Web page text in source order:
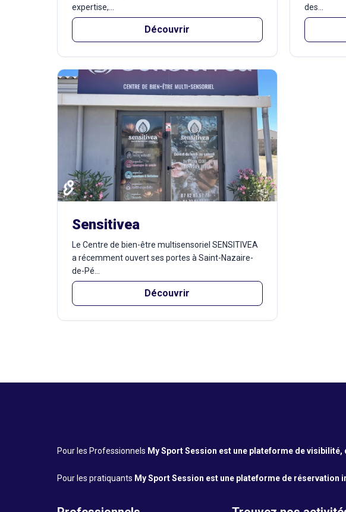
expertise,...
Découvrir
des...
Sensitivea
Le Centre de bien-être multisensoriel SENSITIVEA
a récemment ouvert ses portes à Saint-Nazaire-
de-Pé...
Découvrir
Pour les Professionnels My Sport Session est une plateforme de
Pour les pratiquants My Sport Session est une plateforme de